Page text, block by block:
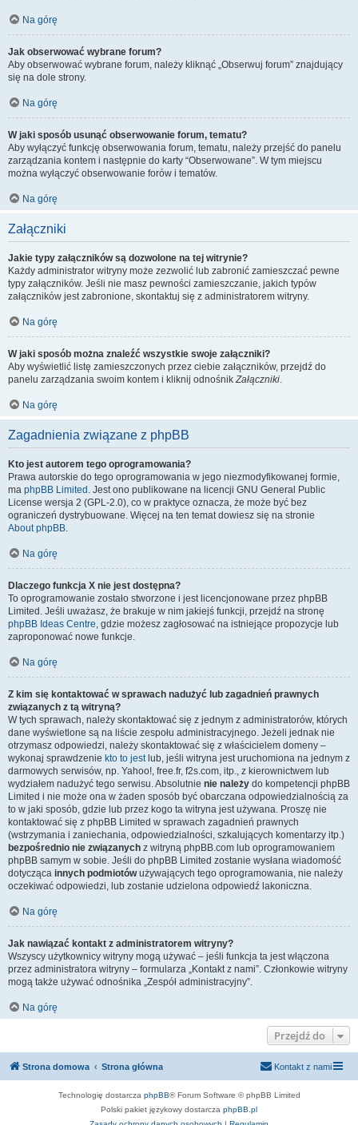
Na górę
Jak obserwować wybrane forum?
Aby obserwować wybrane forum, należy kliknąć „Obserwuj forum” znajdujący
się na dole strony.
Na górę
W jaki sposób usunąć obserwowanie forum, tematu?
Aby wyłączyć funkcję obserwowania forum, tematu, należy przejść do panelu
zarządzania kontem i następnie do karty “Obserwowane”. W tym miejscu
można wyłączyć obserwowanie forów i tematów.
Na górę
Załączniki
Jakie typy załączników są dozwolone na tej witrynie?
Każdy administrator witryny może zezwolić lub zabronić zamieszczać pewne
typy załączników. Jeśli nie masz pewności zamieszczanie, jakich typów
załączników jest zabronione, skontaktuj się z administratorem witryny.
Na górę
W jaki sposób można znaleźć wszystkie swoje załączniki?
Aby wyświetlić listę zamieszczonych przez ciebie załączników, przejdź do
panelu zarządzania swoim kontem i kliknij odnośnikZałączniki.
Na górę
Zagadnienia związane z phpBB
Kto jest autorem tego oprogramowania?
Prawa autorskie do tego oprogramowania w jego niezmodyfikowanej formie,
ma phpBB Limited . Jest ono publikowane na licencji GNU General Public
License wersja 2 (GPL-2.0), co w praktyce oznacza, że może być bez
ograniczeń dystrybuowane. Więcej na ten temat dowiesz się na stronie
About phpBB.
Na górę
Dlaczego funkcja X nie jest dostępna?
To oprogramowanie zostało stworzone i jest licencjonowane przez phpBB
Limited. Jeśli uważasz, że brakuje w nim jakiejś funkcji, przejdź na stronę
phpBB Ideas Centre, gdzie możesz zagłosować na istniejące propozycje lub
zaproponować nowe funkcje.
Na górę
Z kim się kontaktować w sprawach nadużyć lub zagadnień prawnych
związanych z tą witryną?
W tych sprawach, należy skontaktować się z jednym z administratorów, których
dane wyświetlone są na liście zespołu administracyjnego. Jeżeli jednak nie
otrzymasz odpowiedzi, należy skontaktować się z właścicielem domeny –
wykonaj sprawdzenie kto to jestlub, jeśli witryna jest uruchomiona na jednym z
darmowych serwisów, np. Yahoo!, free.fr, f2s.com, itp., z kierownictwem lub
wydziałem nadużyć tego serwisu. Absolutnie nie należy do kompetencji phpBB
Limited i nie może ona w żaden sposób być obarczana odpowiedzialnością za
to w jaki sposób, gdzie lub przez kogo ta witryna jest używana. Proszę nie
kontaktować się z phpBB Limited w sprawach zagadnień prawnych
(wstrzymania i zaniechania, odpowiedzialności, szkalujących komentarzy itp.)
bezpośrednio nie związanych z witryną phpBB.com lub oprogramowaniem
phpBB samym w sobie. Jeśli do phpBB Limited zostanie wysłana wiadomość
dotycząca innych podmiotówużywających tego oprogramowania, nie należy
oczekiwać odpowiedzi, lub zostanie udzielona odpowiedź lakoniczna.
Na górę
Jak nawiązać kontakt z administratorem witryny?
Wszyscy użytkownicy witryny mogą używać – jeśli funkcja ta jest włączona
przez administratora witryny – formularza „Kontakt z nami”. Członkowie witryny
mogą także używać odnośnika „Zespół administracyjny”.
Na górę
Przejdź do
Strona domowa Strona główna Kontakt z nami
Technologię dostarcza phpBB® Forum Software © phpBB Limited
Polski pakiet językowy dostarcza phpBB.pl